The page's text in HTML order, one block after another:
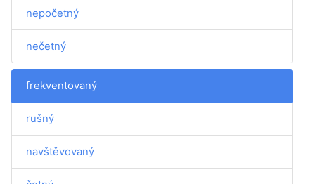
nepočetný
nečetný
frekventovaný
rušný
navštěvovaný